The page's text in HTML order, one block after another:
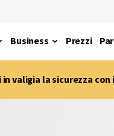
Business Prezzi
valigia la sicurezza con